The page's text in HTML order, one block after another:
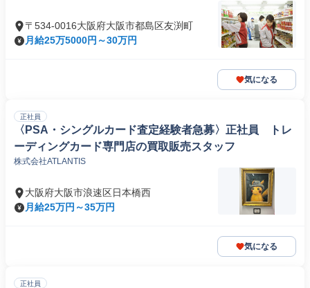
〒534-0016大阪府大阪市都島区友渕町
月給25万5000円～30万円
気になる
正社員
〈PSA・シングルカード査定経験者急募〉正社員 トレ
ーディングカード専門店の買取販売スタッフ
株式会社ATLANTIS
大阪府大阪市浪速区日本橋西
月給25万円～35万円
気になる
正社員